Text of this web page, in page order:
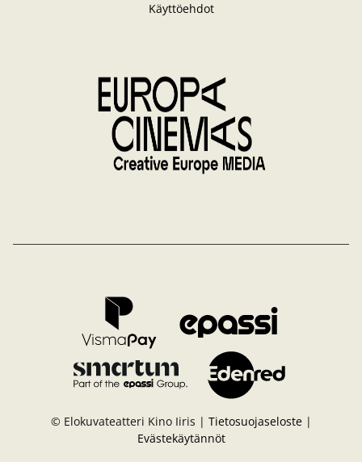
Käyttöehdot
© Elokuvateatteri Kino Iiris | Tietosuojaseloste|
Evästekäytännöt